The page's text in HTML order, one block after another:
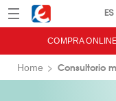
Menú Eroski
COMPRA
Home Consultorio